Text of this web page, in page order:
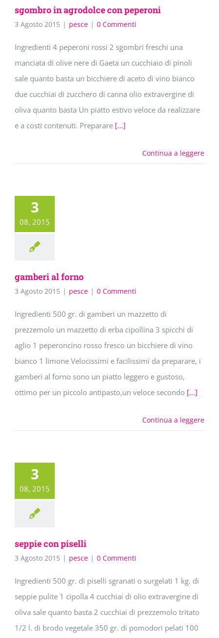
sgombro in agrodolce con peperoni
3 Agosto 2015 | pesce | 0 Commenti
Ingredienti 4 peperoni rossi 2 sgombri freschi una
manciata di olive nere di Gaeta un cucchiaio di pinoli
sale quanto basta un bicchiere di aceto di vino bianco
due cucchiai di zucchero di canna olio extravergine di
oliva quanto basta Un piatto estivo veloce da realizzare
e a costi contenuti. Preparare [...]
Continua a leggere
3
08, 2015
gamberi al forno
3 Agosto 2015 | pesce | 0 Commenti
Ingredienti 500 gr. di gamberi un mazzetto di
prezzemolo un mazzetto di erba cipollina 3 spicchi di
aglio 1 peperoncino rosso fresco un bicchiere di vino
bianco 1 limone Velocissimi e facilissimi da preparare, i
gamberi al forno sono un piatto leggero e gustoso,
ottimo per un piccolo antipasto,un veloce secondo [...]
Continua a leggere
3
08, 2015
seppie con piselli
3 Agosto 2015 | pesce | 0 Commenti
Ingredienti 500 gr. di piselli sgranati o surgelati 1 kg. di
seppie pulite 1 cipolla 4 cucchiai di olio extravergine di
oliva sale quanto basta 2 cucchiai di prezzemolo tritato
1/2 l. di brodo vegetale 350 gr. di pomodori pelati 100